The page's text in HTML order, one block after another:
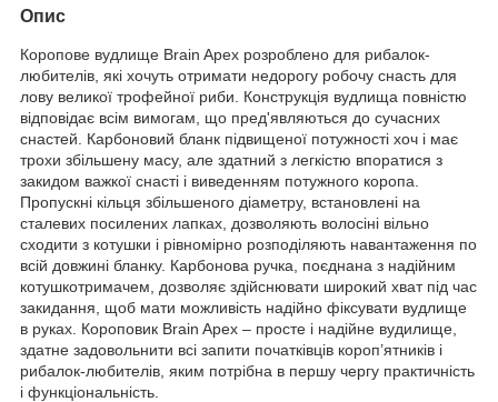
Опис
Коропове вудлище Brain Apex розроблено для рибалок-
любителів, які хочуть отримати недорогу робочу снасть для
лову великої трофейної риби. Конструкція вудлища повністю
відповідає всім вимогам, що пред'являються до сучасних
снастей. Карбоновий бланк підвищеної потужності хоч і має
трохи збільшену масу, але здатний з легкістю впоратися з
закидом важкої снасті і виведенням потужного коропа.
Пропускні кільця збільшеного діаметру, встановлені на
сталевих посилених лапках, дозволяють волосіні вільно
сходити з котушки і рівномірно розподіляють навантаження по
всій довжині бланку. Карбонова ручка, поєднана з надійним
котушкотримачем, дозволяє здійснювати широкий хват під час
закидання, щоб мати можливість надійно фіксувати вудлище
в руках. Короповик Brain Apex – просте і надійне вудилище,
здатне задовольнити всі запити початківців короп’ятників і
рибалок-любителів, яким потрібна в першу чергу практичність
і функціональність.